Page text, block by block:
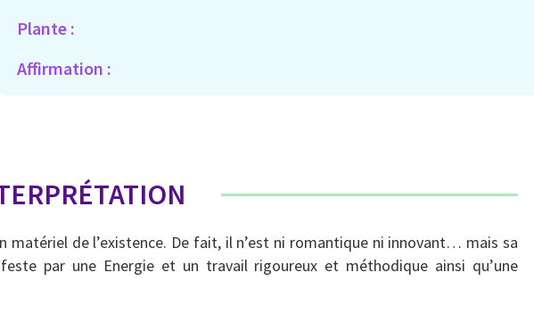
Plante :
Affirmation :
matériel de l’existence. De fait, il n’est ni romantique ni innovant… mais sa
par une Energie et un travail rigoureux et méthodique ainsi qu’une